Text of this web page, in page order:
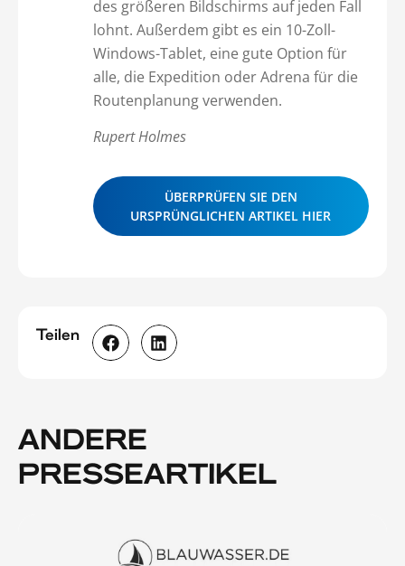
des größeren Bildschirms auf jeden Fall
lohnt. Außerdem gibt es ein 10-Zoll-
Windows-Tablet, eine gute Option für
alle, die Expedition oder Adrena für die
Routenplanung verwenden.
Rupert Holmes
ÜBERPRÜFEN SIE DEN
URSPRÜNGLICHEN ARTIKEL HIER
Teilen
ANDERE
PRESSEARTIKEL